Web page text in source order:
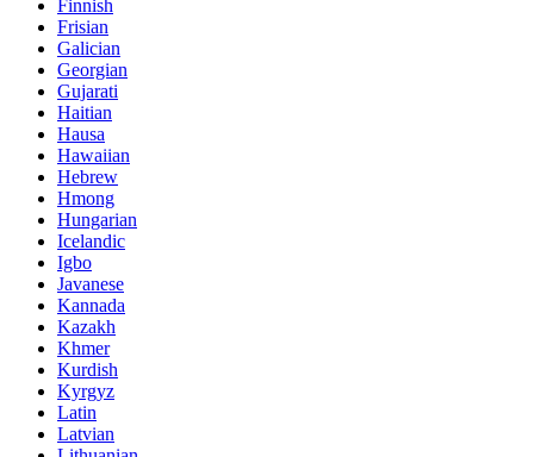
Finnish
Frisian
Galician
Georgian
Gujarati
Haitian
Hausa
Hawaiian
Hebrew
Hmong
Hungarian
Icelandic
Igbo
Javanese
Kannada
Kazakh
Khmer
Kurdish
Kyrgyz
Latin
Latvian